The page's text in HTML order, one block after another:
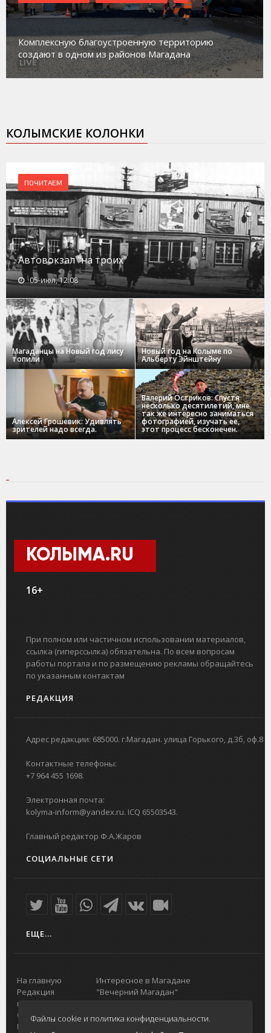
Комплексную благоустроенную территорию
создают в одном из районов Магадана
КОЛЫМСКИЕ КОЛОНКИ
ПОЧИТАЕМ
Автовокзал "на троих"
05-июл, 12:08
Магаданцы на Новый год лису
топили
Новый год на Колыме по
Альберту Эйнштейну
Алексей Грошевик: Удивлять
зрителей надо всегда.
Валерий Остриков: Спустя
несколько десятилетий, мне
так же интересно заниматься
фотографией, изучать ее,
этот процесс бесконечен.
КОЛЫМА.RU
16+
При полном или частичном использовании материалов,
ссылка (гиперссылка) обязательна. По всем вопросам
работы портала и по размещению рекламы обращайтесь
по указанным контактам
РЕДАКЦИЯ
Адрес редакции: 685000. г.Магадан. улица Горького, д.3б, оф.8
Контактные телефоны:
+7 964 455 1698.
Электронная почта:
kolyma-inform@yandex.ru. ICQ 65503543.
Главный редактор Ф.А.Жаров
СОЦИАЛЬНЫЕ СЕТИ
ЕЩЕ...
На главную
Редакция
портала
О проекте
Реклама на
Интересное в Магадане
"Вечерний Магадан"
Городская доска объявлений
Главный туристический портал
Файлы cookie и политика конфиденциальности.